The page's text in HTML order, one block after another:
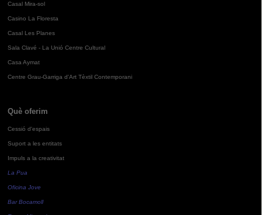
Casal Mira-sol
Casino La Floresta
Casal Les Planes
Sala Clavé - La Unió Centre Cultural
Casa Aymat
Centre Grau-Garriga d'Art Tèxtil Contemporani
Què oferim
Cessió d'espais
Suport a les entitats
Impuls a la creativitat
La Pua
Oficina Jove
Bar Bocamoll